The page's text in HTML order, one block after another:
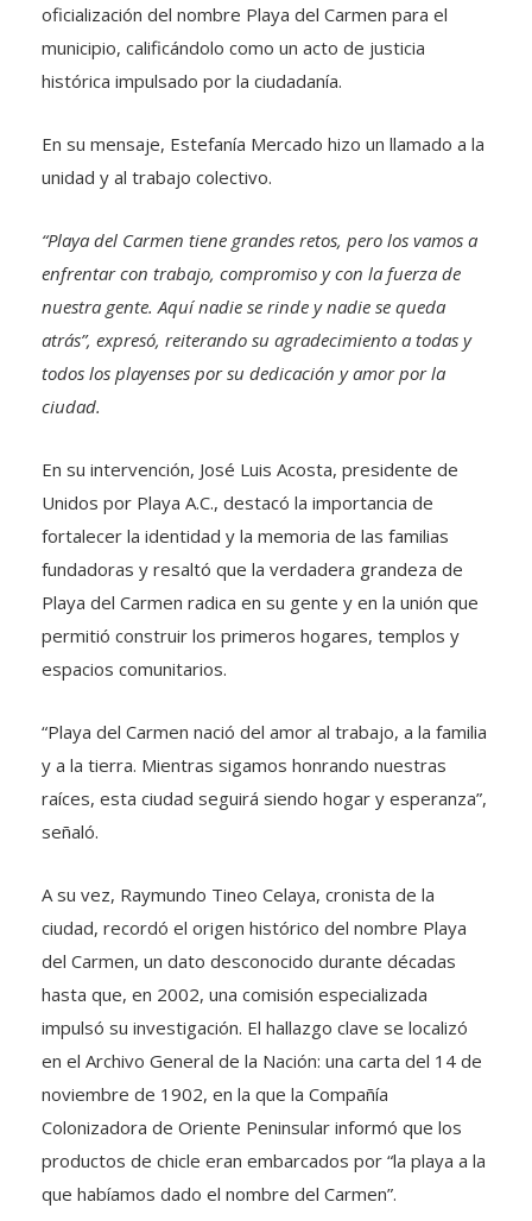
oficialización del nombre Playa del Carmen para el
municipio, calificándolo como un acto de justicia
histórica impulsado por la ciudadanía.
En su mensaje, Estefanía Mercado hizo un llamado a la
unidad y al trabajo colectivo.
“Playa del Carmen tiene grandes retos, pero los vamos a
enfrentar con trabajo, compromiso y con la fuerza de
nuestra gente. Aquí nadie se rinde y nadie se queda
atrás”, expresó, reiterando su agradecimiento a todas y
todos los playenses por su dedicación y amor por la
ciudad.
En su intervención, José Luis Acosta, presidente de
Unidos por Playa A.C., destacó la importancia de
fortalecer la identidad y la memoria de las familias
fundadoras y resaltó que la verdadera grandeza de
Playa del Carmen radica en su gente y en la unión que
permitió construir los primeros hogares, templos y
espacios comunitarios.
“Playa del Carmen nació del amor al trabajo, a la familia
y a la tierra. Mientras sigamos honrando nuestras
raíces, esta ciudad seguirá siendo hogar y esperanza”,
señaló.
A su vez, Raymundo Tineo Celaya, cronista de la
ciudad, recordó el origen histórico del nombre Playa
del Carmen, un dato desconocido durante décadas
hasta que, en 2002, una comisión especializada
impulsó su investigación. El hallazgo clave se localizó
en el Archivo General de la Nación: una carta del 14 de
noviembre de 1902, en la que la Compañía
Colonizadora de Oriente Peninsular informó que los
productos de chicle eran embarcados por “la playa a la
que habíamos dado el nombre del Carmen”.